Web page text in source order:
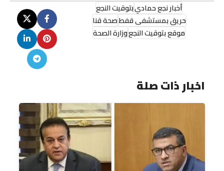
أخبار نجع حماديبتوقيت النجع
حريق بمستشفى قفطصحة قنا
موقع بتوقيت النجعوزارة الصحة
اخبار ذات صلة